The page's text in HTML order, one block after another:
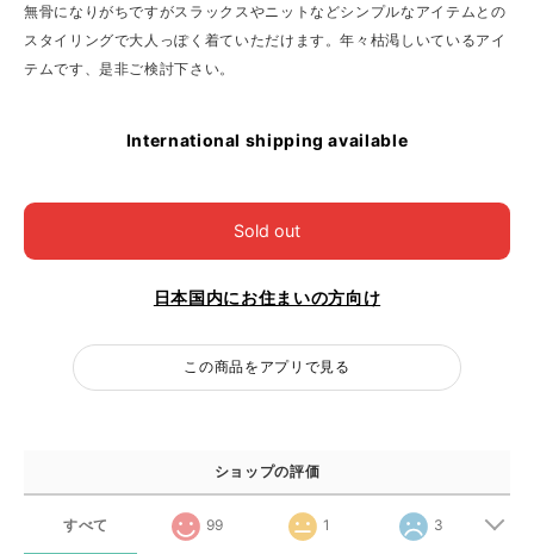
無骨になりがちですがスラックスやニットなどシンプルなアイテムとの
スタイリングで大人っぽく着ていただけます。年々枯渇しいているアイ
テムです、是非ご検討下さい。
International shipping available
Sold out
日本国内にお住まいの方向け
この商品をアプリで見る
ショップの評価
すべて 99 1 3